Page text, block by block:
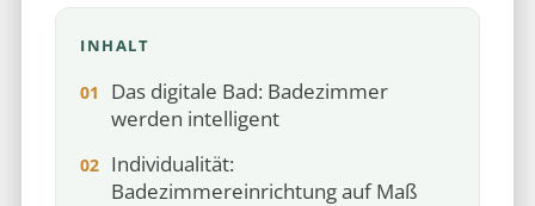
INHALT
Das digitale Bad: Badezimmer
werden intelligent
Individualität:
Badezimmereinrichtung auf Maß